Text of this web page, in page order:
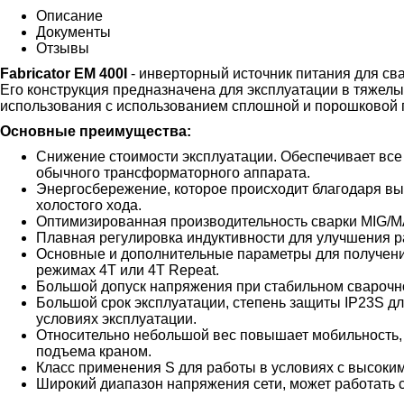
Описание
Документы
Отзывы
Fabricator EM 400I - инверторный источник питания для
Его конструкция предназначена для эксплуатации в
использования с использованием сплошной и
Основные преимущества:
Снижение стоимости эксплуатации. Обеспечивает
обычного трансформаторного аппарата.
Энергосбережение, которое происходит
холостого хода.
Оптимизированная производительность сварки MIG/
Плавная регулировка индуктивности для улучшения
Основные и дополнительные параметры для
режимах 4T или 4T Repeat.
Большой допуск напряжения при стабильном
Большой срок эксплуатации, степень защиты IP23S
условиях эксплуатации.
Относительно небольшой вес повышает
подъема краном.
Класс применения S для работы в условиях с
Широкий диапазон напряжения сети, может работать